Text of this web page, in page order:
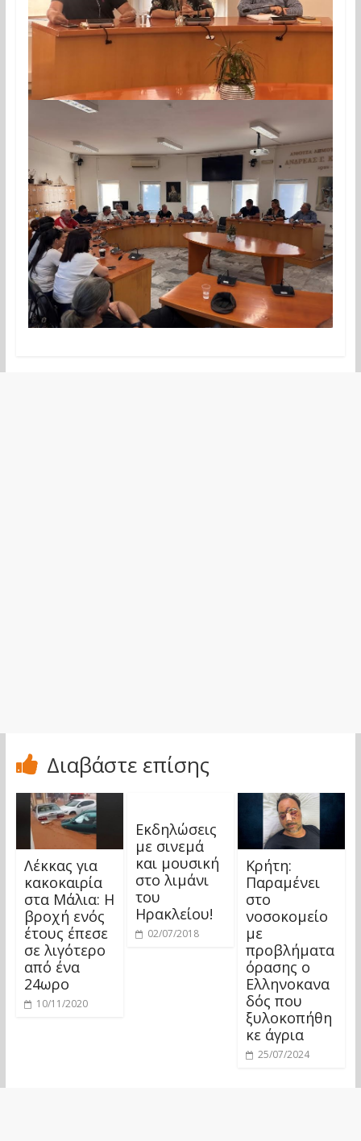
Διαβάστε επίσης
Λέκκας για
κακοκαιρία
στα Μάλια: Η
βροχή ενός
έτους έπεσε
σε λιγότερο
από ένα
24ωρο
10/11/2020
Εκδηλώσεις
με σινεμά
και μουσική
στο λιμάνι
του
Ηρακλείου!
02/07/2018
Κρήτη:
Παραμένει
στο
νοσοκομείο
με
προβλήματα
όρασης ο
Ελληνοκανα
δός που
ξυλοκοπήθη
κε άγρια
25/07/2024